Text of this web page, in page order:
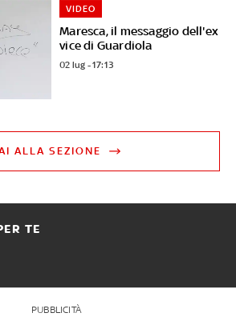
Maresca, il messaggio dell'ex
vice di Guardiola
VIDEO
02 lug - 17:13
ALLA SEZIONE
TE
PUBBLICITÀ